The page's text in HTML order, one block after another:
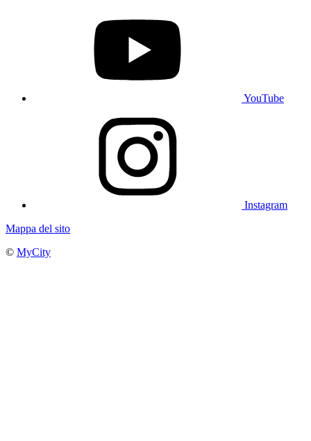
YouTube
Instagram
Mappa del sito
© MyCity